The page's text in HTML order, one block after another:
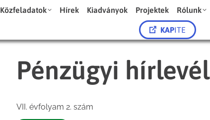
Közfeladatok Hírek Kiadványok Projektek Rólunk
KAPITE
Pénzügyi hírlevél
VII. évfolyam 2. szám